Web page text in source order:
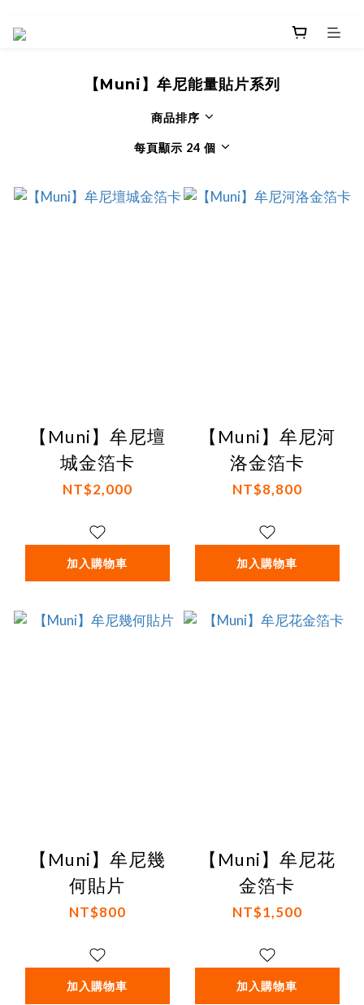
【Muni】牟尼能量貼片系列
商品排序
每頁顯示 24 個
【Muni】牟尼壇
城金箔卡
NT$2,000
加入購物車
【Muni】牟尼河
洛金箔卡
NT$8,800
加入購物車
【Muni】牟尼幾
何貼片
NT$800
加入購物車
【Muni】牟尼花
金箔卡
NT$1,500
加入購物車